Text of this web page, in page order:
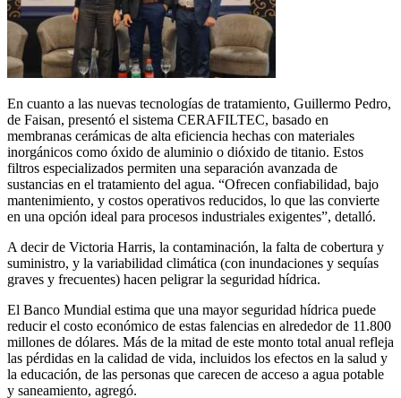
En cuanto a las nuevas tecnologías de tratamiento, Guillermo Pedro,
de Faisan, presentó el sistema CERAFILTEC, basado en
membranas cerámicas de alta eficiencia hechas con materiales
inorgánicos como óxido de aluminio o dióxido de titanio. Estos
filtros especializados permiten una separación avanzada de
sustancias en el tratamiento del agua. “Ofrecen confiabilidad, bajo
mantenimiento, y costos operativos reducidos, lo que las convierte
en una opción ideal para procesos industriales exigentes”, detalló.
A decir de Victoria Harris, la contaminación, la falta de cobertura y
suministro, y la variabilidad climática (con inundaciones y sequías
graves y frecuentes) hacen peligrar la seguridad hídrica.
El Banco Mundial estima que una mayor seguridad hídrica puede
reducir el costo económico de estas falencias en alrededor de 11.800
millones de dólares. Más de la mitad de este monto total anual refleja
las pérdidas en la calidad de vida, incluidos los efectos en la salud y
la educación, de las personas que carecen de acceso a agua potable
y saneamiento, agregó.